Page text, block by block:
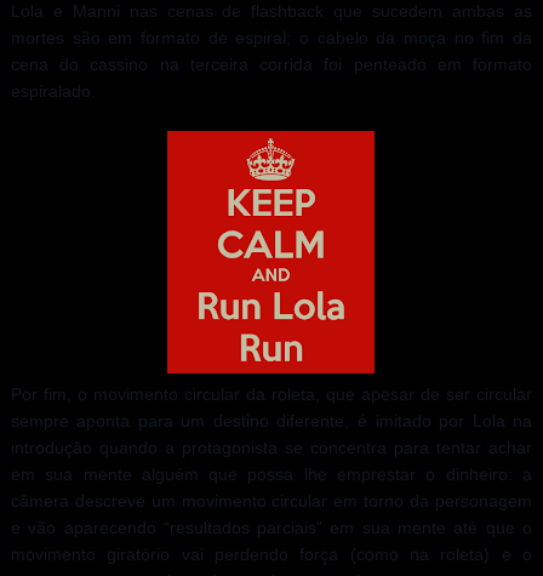
Lola e Manni nas cenas de flashback que sucedem ambas as
mortes são em formato de espiral; o cabelo da moça no fim da
cena do cassino na terceira corrida foi penteado em formato
espiralado.
Por fim, o movimento circular da roleta, que apesar de ser circular
sempre aponta para um destino diferente, é imitado por Lola na
introdução quando a protagonista se concentra para tentar achar
em sua mente alguém que possa lhe emprestar o dinheiro: a
câmera descreve um movimento circular em torno da personagem
e vão aparecendo “resultados parciais” em sua mente até que o
movimento giratório vai perdendo força (como na roleta) e o